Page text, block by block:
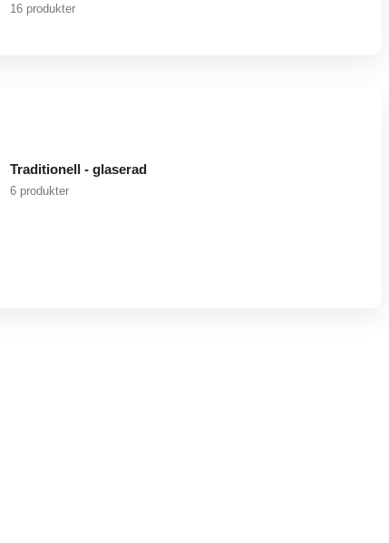
16 produkter
Traditionell - glaserad
6 produkter